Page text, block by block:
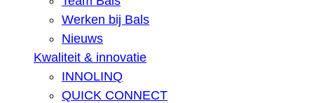
Werken bij Bals
Nieuws
Kwaliteit & innovatie
INNOLINQ
QUICK CONNECT